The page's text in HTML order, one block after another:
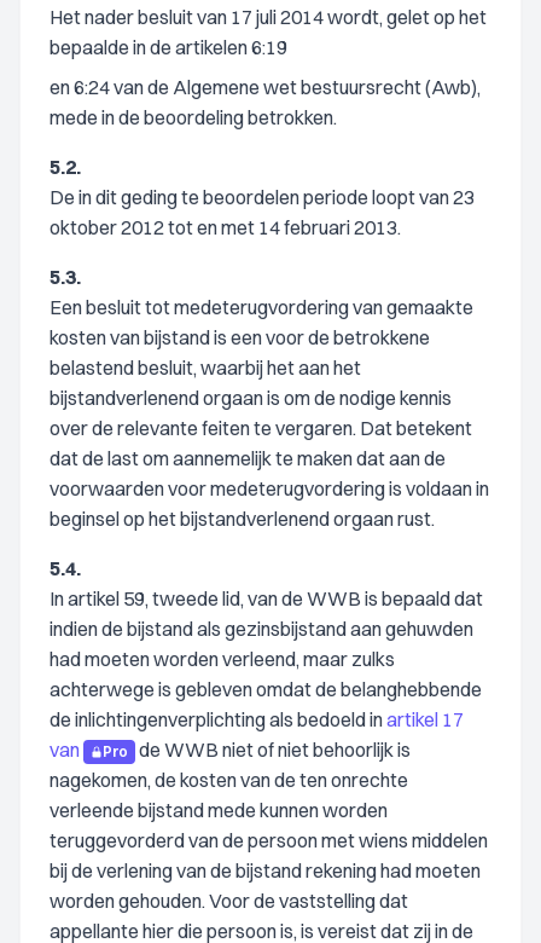
Het nader besluit van 17 juli 2014 wordt, gelet op het
bepaalde in de artikelen 6:19
en 6:24 van de Algemene wet bestuursrecht (Awb),
mede in de beoordeling betrokken.
5.2.
De in dit geding te beoordelen periode loopt van 23
oktober 2012 tot en met 14 februari 2013.
5.3.
Een besluit tot medeterugvordering van gemaakte
kosten van bijstand is een voor de betrokkene
belastend besluit, waarbij het aan het
bijstandverlenend orgaan is om de nodige kennis
over de relevante feiten te vergaren. Dat betekent
dat de last om aannemelijk te maken dat aan de
voorwaarden voor medeterugvordering is voldaan in
beginsel op het bijstandverlenend orgaan rust.
5.4.
In artikel 59, tweede lid, van de WWB is bepaald dat
indien de bijstand als gezinsbijstand aan gehuwden
had moeten worden verleend, maar zulks
achterwege is gebleven omdat de belanghebbende
de inlichtingenverplichting als bedoeld inartikel 17
van
Pro
de WWB niet of niet behoorlijk is
nagekomen, de kosten van de ten onrechte
verleende bijstand mede kunnen worden
teruggevorderd van de persoon met wiens middelen
bij de verlening van de bijstand rekening had moeten
worden gehouden. Voor de vaststelling dat
appellante hier die persoon is, is vereist dat zij in de